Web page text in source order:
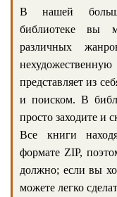
В нашей
библиотеке вы
различных
представляет из
и поиском. В
просто заходите и
Все книги
формате ZIP,
должно; если вы
можете легко